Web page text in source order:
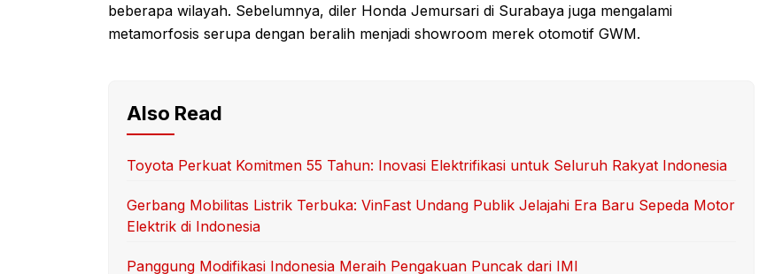
beberapa wilayah. Sebelumnya, diler Honda Jemursari di Surabaya juga mengalami
metamorfosis serupa dengan beralih menjadi showroom merek otomotif GWM.
Also Read
Toyota Perkuat Komitmen 55 Tahun: Inovasi Elektrifikasi untuk Seluruh Rakyat Indonesia
Gerbang Mobilitas Listrik Terbuka: VinFast Undang Publik Jelajahi Era Baru Sepeda Motor
Elektrik di Indonesia
Panggung Modifikasi Indonesia Meraih Pengakuan Puncak dari IMI